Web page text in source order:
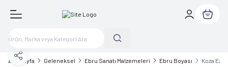
Sepetim
Ana Sayfa Geleneksel Ebru Sanatı Malzemeleri Ebru Boyası Koza
Paylaş